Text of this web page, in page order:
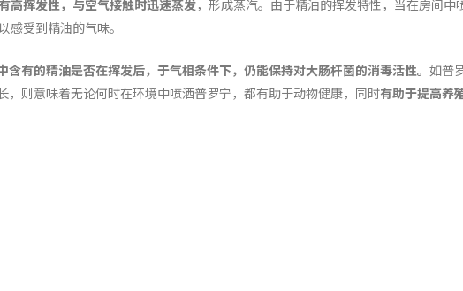
高挥发性，与空气接触时迅速蒸发，形成蒸汽。由于精油的挥发特性，当在房间中
感受到精油的气味。
有的精油是否在挥发后，于气相条件下，仍能保持对大肠杆菌的消毒活性。 如普
，则意味着无论何时在环境中喷洒普罗宁，都有助于动物健康，同时有助于提高养